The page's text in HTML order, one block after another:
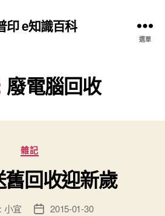
印 e知識百科
選單
廢電腦回收
分
類
雜記
舊回收迎新歲
小宜
文 2015-01-30